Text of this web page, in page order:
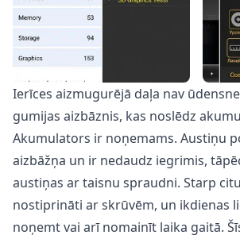
Ierīces aizmugurējā daļa nav
gumijas aizbāznis, kas noslēdz
Akumulators ir noņemams. Austiņu
aizbāžņa un ir nedaudz iegrimis,
austiņas ar taisnu spraudni. Starp
nostiprināti ar skrūvēm, un ikdienas
noņemt vai arī nomainīt laika gaitā.